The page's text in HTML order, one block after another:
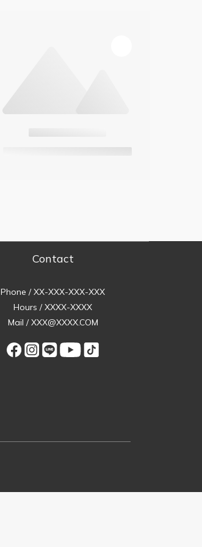
Contact
Phone / XX-XXX-XXX-XXX
Hours / XXXX-XXXX
Mail / XXX@XXXX.COM